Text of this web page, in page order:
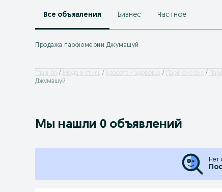
Все объявления Бизнес Частное
Продажа парфюмерии Джумашуй
Главная Мода и стиль Красота / здоровье Парфюмерия
Джумашуй
Мы нашли 0 объявлений
Нет